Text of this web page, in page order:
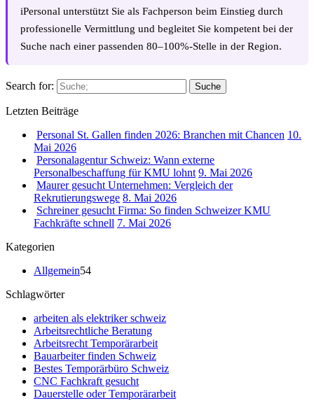
iPersonal unterstützt Sie als Fachperson beim Einstieg durch
professionelle Vermittlung und begleitet Sie kompetent bei der
Suche nach einer passenden 80–100%-Stelle in der Region.
Search for: Suche
Letzten Beiträge
Personal St. Gallen finden 2026: Branchen mit Chancen 10.
Mai 2026
Personalagentur Schweiz: Wann externe
Personalbeschaffung für KMU lohnt 9. Mai 2026
Maurer gesucht Unternehmen: Vergleich der
Rekrutierungswege 8. Mai 2026
Schreiner gesucht Firma: So finden Schweizer KMU
Fachkräfte schnell 7. Mai 2026
Kategorien
Allgemein54
Schlagwörter
arbeiten als elektriker schweiz
Arbeitsrechtliche Beratung
Arbeitsrecht Temporärarbeit
Bauarbeiter finden Schweiz
Bestes Temporärbüro Schweiz
CNC Fachkraft gesucht
Dauerstelle oder Temporärarbeit